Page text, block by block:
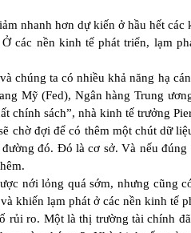
nhanh hơn dự kiến ở hầu hết
các nền kinh tế phát triển, lạm
chúng ta có nhiều khả năng hạ
Mỹ (Fed), Ngân hàng Trung
chính sách”, nhà kinh tế trưởng
chờ đợi để có thêm một chút dữ
đó. Đó là cơ sở. Và nếu
nới lỏng quá sớm, nhưng cũng
khiến lạm phát ở các nền kinh tế
rủi ro. Một là thị trường tài chính